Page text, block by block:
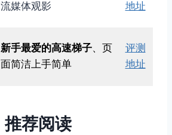
流媒体观影
地址
新手最爱的高速梯子、页
面简洁上手简单
评测
地址
推荐阅读